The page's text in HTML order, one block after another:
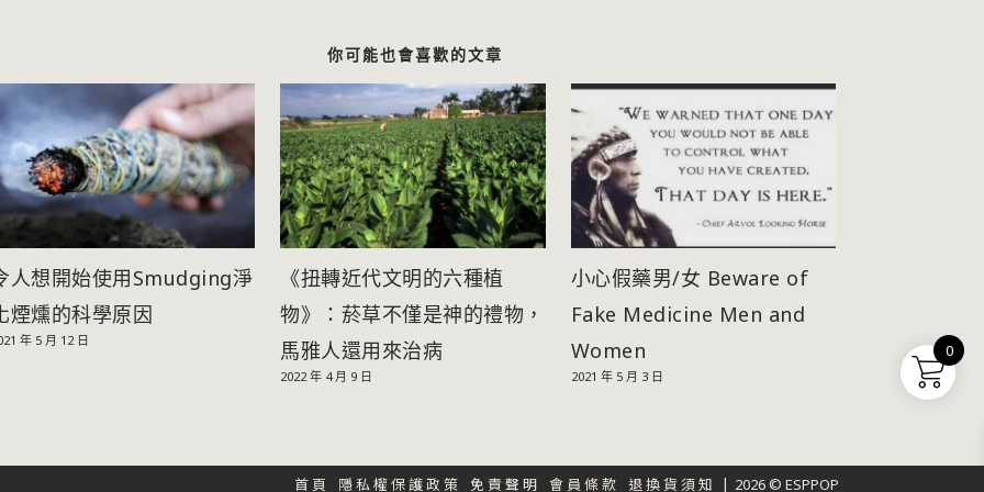
你可能也會喜歡的文章
人想開始使用Smudging淨
煙燻的科學原因
年 5 月 12 日
《扭轉近代文明的六種植
物》：菸草不僅是神的禮物，
馬雅人還用來治病
2022 年 4 月 9 日
小心假藥男/女 Beware of
Fake Medicine Men and
Women
2021 年 5 月 3 日
2026 © ESPPOP
首頁 隱私權保護政策 免責聲明 會員條款 退換貨須知
0